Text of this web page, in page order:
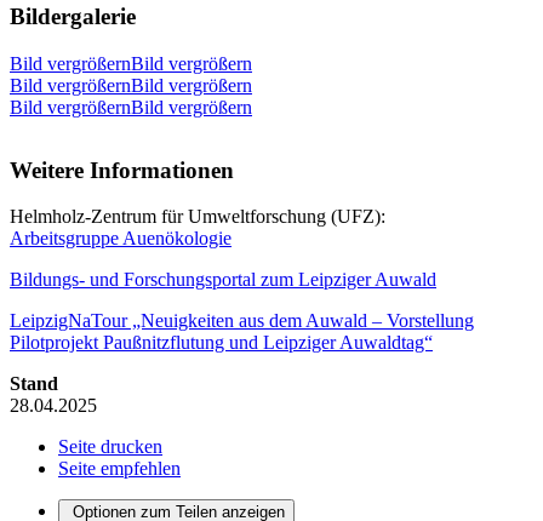
Bildergalerie
Bild vergrößernBild vergrößern
Bild vergrößernBild vergrößern
Bild vergrößernBild vergrößern
Weitere Informationen
Helmholz-Zentrum für Umweltforschung (UFZ):
Arbeitsgruppe Auenökologie
Bildungs- und Forschungsportal zum Leipziger Auwald
LeipzigNaTour „Neuigkeiten aus dem Auwald – Vorstellung
Pilotprojekt Paußnitzflutung und Leipziger Auwaldtag“
Stand
28.04.2025
Seite drucken
Seite empfehlen
Optionen zum Teilen anzeigen